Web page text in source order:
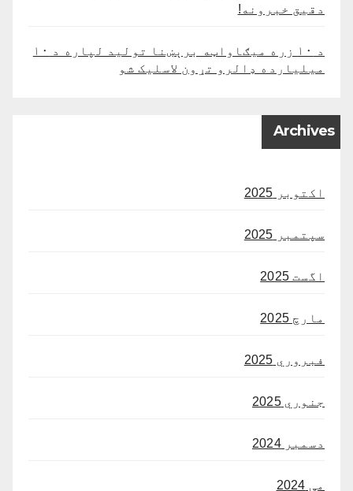
دقیق خبرونه!
د ۱۰ زره میګاواټه برېښنا تولید لپاره د ۱۰
میلیارده ډالرو تړون لاسلیک شو
Archives
اکتوبر 2025
سپتمبر 2025
اگست 2025
مارچ 2025
فبروري 2025
جنوري 2025
دسمبر 2024
مې 2024